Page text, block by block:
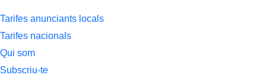
Tarifes anunciants locals
Tarifes nacionals
Qui som
Subscriu-te